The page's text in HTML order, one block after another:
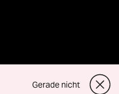
Gerade nicht